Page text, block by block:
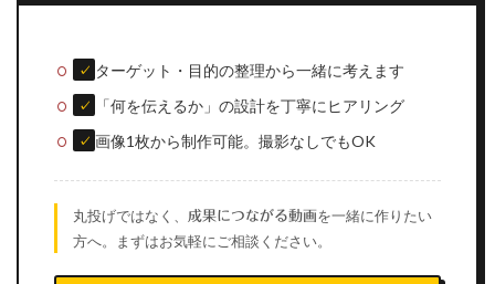
✓ ターゲット・目的の整理から一緒に考えます
✓ 「何を伝えるか」の設計を丁寧にヒアリング
✓ 画像1枚から制作可能。撮影なしでもOK
丸投げではなく、 成果につながる動画を一緒に作りたい
方へ。まずはお気軽にご相談ください。